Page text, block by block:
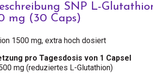
SNP L-
mg (30 Caps)
1500 mg, extra hoch dosiert
pro Tagesdosis von 1 Capsel
mg (reduziertes L-Glutathion)